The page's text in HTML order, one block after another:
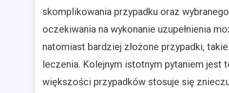
skomplikowania przypadku oraz
oczekiwania na wykonanie uzupełnienia
natomiast bardziej złożone przypadki,
leczenia. Kolejnym istotnym pytaniem jest
większości przypadków stosuje się